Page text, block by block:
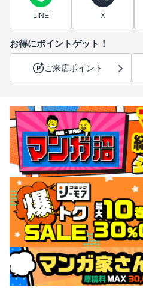
LINE X
お得にポイントゲット！
ご来店ポイント